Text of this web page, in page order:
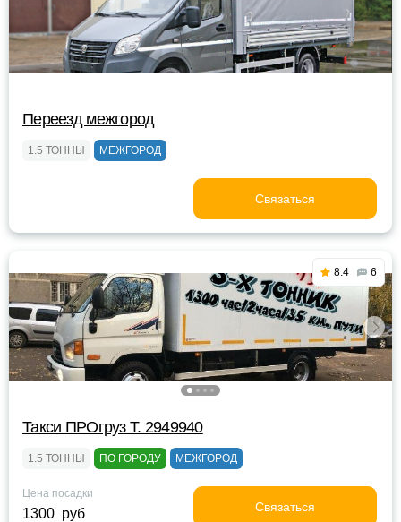
Переезд межгород
1.5 ТОННЫ МЕЖГОРОД
Связаться
8.4 6
Такси ПРОгруз Т. 2949940
1.5 ТОННЫ ПО ГОРОДУ МЕЖГОРОД
Цена посадки
1300 руб Связаться